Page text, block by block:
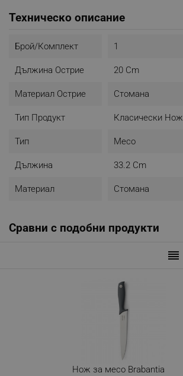
Техническо описание
Брой/комплект 1
Дължина Острие 20 Cm
Материал Острие Стомана
Тип Продукт Класически Нож
Тип Месо
Дължина 33.2 Cm
Материал Стомана
Сравни с подобни продукти
reorder
Нож за месо Brabantia